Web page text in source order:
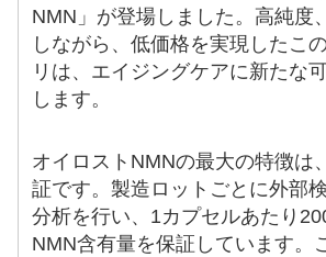
NMN」が登場しました。高純度
しながら、低価格を実現したこ
リは、エイジングケアに新たな
します。
オイロストNMNの最大の特徴は
証です。製造ロットごとに外部
分析を行い、1カプセルあたり
NMN含有量を保証しています。